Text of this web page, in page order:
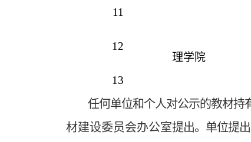
11
12
理学院
13
任何单位和个人对公示的教材持
材建设委员会办公室提出。单位提